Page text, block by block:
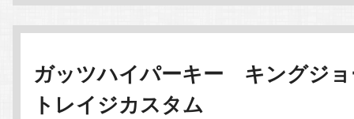
ガッツハイパーキー キングジ
トレイジカスタム